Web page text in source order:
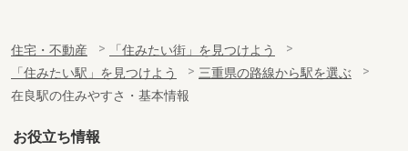
住宅・不動産
「住みたい街」を見つけよう
「住みたい駅」を見つけよう
三重県の路線から駅を選ぶ
在良駅の住みやすさ・基本情報
お役立ち情報